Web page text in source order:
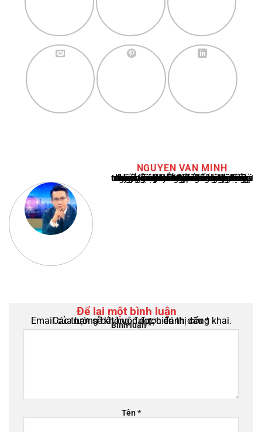
NGUYEN VAN MINH
Nguyễn Văn Minh là một trong những chuyên gia hàng đầu về báo cáo tin tức thể thao tại Việt Nam, với hơn 10 năm hoạt động trong ngành. Ông có kiến thức sâu rộng và kinh nghiệm đáng kể trong việc phân tích và báo cáo về các sự kiện thể thao hàng đầu. Sự hiểu biết sâu sắc của ông về ngành này đã giúp ông xây dựng uy tín và danh tiếng trong cộng đồng báo chí thể thao.
Để lại một bình luận
Email của bạn sẽ không được hiển thị công khai.
Các trường bắt buộc được đánh dấu*
Bình luận*
Tên*